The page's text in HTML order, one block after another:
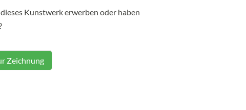
Kunstwerk erwerben oder haben
Zeichnung